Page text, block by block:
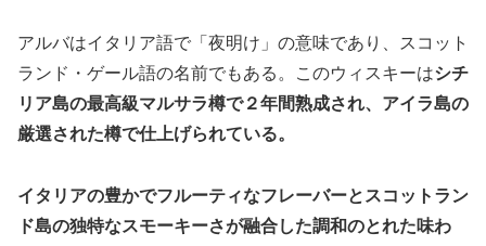
アルバはイタリア語で「夜明け」の意味であり、スコット
ランド・ゲール語の名前でもある。このウィスキーはシチ
リア島の最高級マルサラ樽で２年間熟成され、アイラ島の
厳選された樽で仕上げられている。
イタリアの豊かでフルーティなフレーバーとスコットラン
ド島の独特なスモーキーさが融合した調和のとれた味わ